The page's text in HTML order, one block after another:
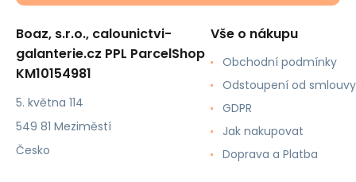
Boaz, s.r.o., calounictvi-
galanterie.cz PPL ParcelShop
KM10154981
5. května 114
549 81 Meziměstí
Česko
Vše o nákupu
Obchodní podmínky
Odstoupení od smlouvy
GDPR
Jak nakupovat
Doprava a Platba